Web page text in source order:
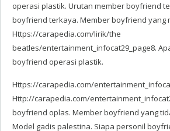
operasi plastik. Urutan member boyfriend
boyfriend terkaya. Member boyfriend yang
Https://carapedia.com/lirik/the
beatles/entertainment_infocat29_page8.
boyfriend operasi plastik.
Https://carapedia.com/
Http://carapedia.com/
boyfriend oplas. Member boyfriend yang
Model gadis palestina. Siapa personil